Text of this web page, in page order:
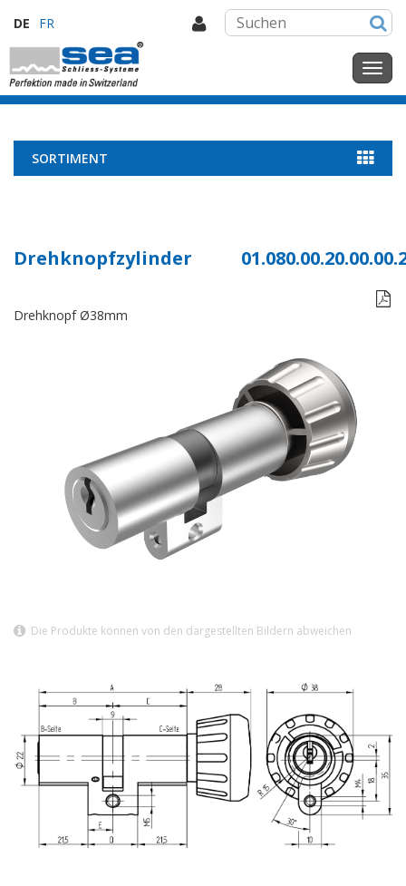
DE FR
SORTIMENT
Drehknopfzylinder

Drehknopf Ø38mm
Die Produkte können von den dargestellten Bildern abweichen